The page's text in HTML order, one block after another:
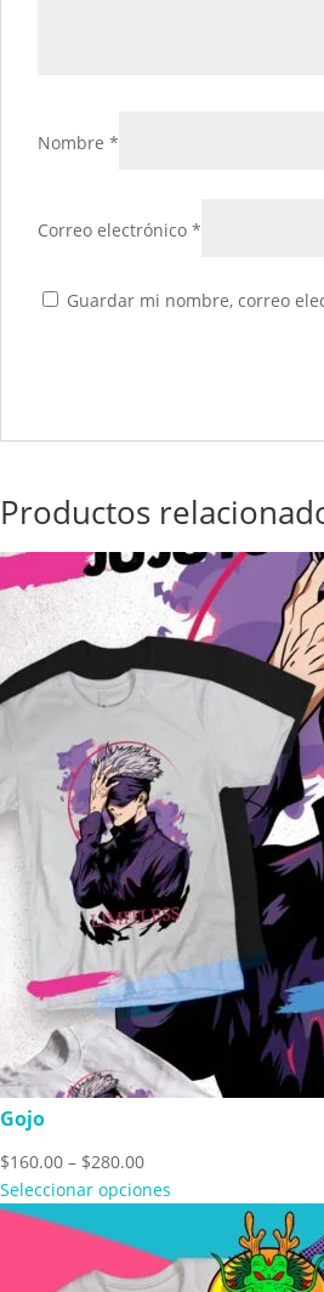
Nombre *
Correo electrónico *
Guardar mi nombre, correo
Productos
Gojo
$160.00 – $280.00Price
range:
through
$280.00
Seleccionar opciones